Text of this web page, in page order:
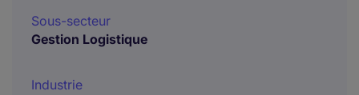
Sous-secteur
Gestion Logistique
Industrie